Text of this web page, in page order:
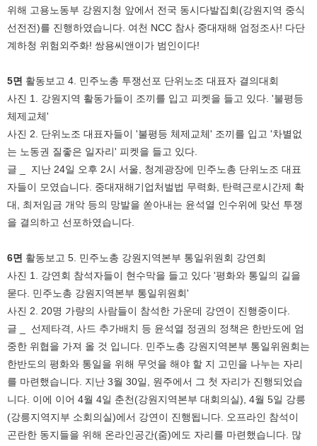
위해 고용노동부 강원지청 앞에서 전국 동시다발집회(강원지역 중식
선전전)를 진행하였습니다. 여천 NCC 참사 중대재해 엄정조사! 다단
계하청 위험외주화! 쌍용씨앤이가 범인이다!
5면 활동보고 4. 민주노총 투쟁선포 단위노조 대표자 결의대회
사진 1. 강원지역 활동가들이 조끼를 입고 피켓을 들고 있다. '불평등
체제교체'
사진 2. 단위노조 대표자들이 '불평등 체제교체' 조끼를 입고 '차별없
는 노동권 질좋은 일자리' 피켓을 들고 있다.
글 _ 지난 24일 오후 2시 서울, 청계광장에 민주노총 단위노조 대표
자들이 모였습니다. 중대재해기업처벌법 무력화, 탄력근로시간제 확
대, 최저임금 개악 등의 망발을 쏟아내는 윤석열 인수위에 맞선 투쟁
을 결의하고 선포하였습니다.
6면 활동보고 5. 민주노총 강원지역본부 통일위원회 강연회
사진 1. 강연회 참석자들이 현수막을 들고 있다 '평화와 통일의 길을
묻다. 민주노총 강원지역본부 통일위원회'
사진 2. 20명 가량의 사람들이 참석한 가운데 강연이 진행중이다.
글 _ 선제타격, 사드 추가배치 등 윤석열 정권의 정책은 한반도에 엄
중한 위협을 가져 올 것 입니다. 민주노총 강원지역본부 통일위원회는
한반도의 평화와 통일을 위해 무엇을 해야 할 지 고민을 나누는 자리
를 마련했습니다. 지난 3월 30일, 원주에서 그 첫 자리가 진행되었습
니다. 이에 이어 4월 4일 춘천(강원지역본부 대회의실), 4월 5일 강릉
(강릉지역지부 소회의실)에서 강연이 진행됩니다. 오프라인 참석이
곤란한 동지들을 위해 온라인공간(줌)에도 자리를 마련했습니다. 많